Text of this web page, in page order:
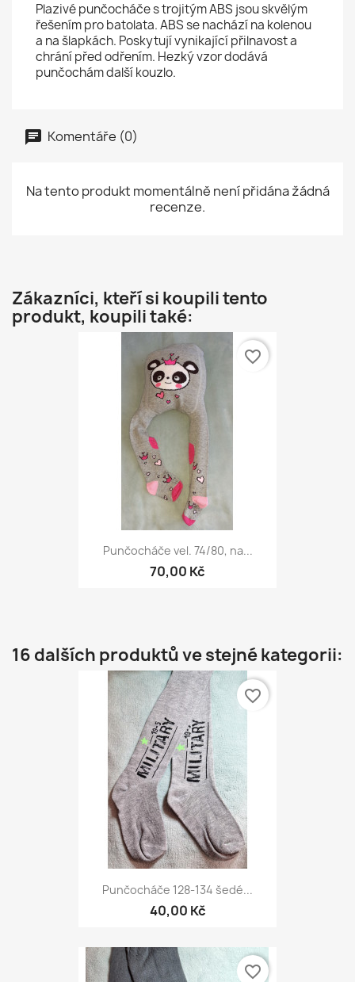
Plazivé punčocháče s trojitým ABS jsou skvělým
řešením pro batolata. ABS se nachází na kolenou
a na šlapkách. Poskytují vynikající přilnavost a
chrání před odřením. Hezký vzor dodává
punčochám další kouzlo.
Komentáře (0)
Na tento produkt momentálně není přidána žádná
recenze.
Zákazníci, kteří si koupili tento
produkt, koupili také:
Punčocháče vel. 74/80, na...
70,00 Kč
favorite_border
16 dalších produktů ve stejné kategorii:
Punčocháče 128-134 šedé...
40,00 Kč
favorite_border
favorite_border